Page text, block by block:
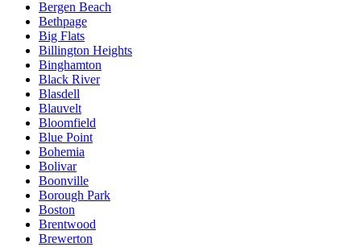
Bergen Beach
Bethpage
Big Flats
Billington Heights
Binghamton
Black River
Blasdell
Blauvelt
Bloomfield
Blue Point
Bohemia
Bolivar
Boonville
Borough Park
Boston
Brentwood
Brewerton